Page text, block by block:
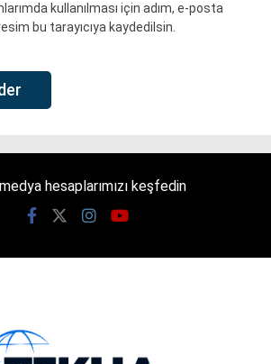
kullanılması için adım, e-posta
bu tarayıcıya kaydedilsin.
hesaplarımızı keşfedin